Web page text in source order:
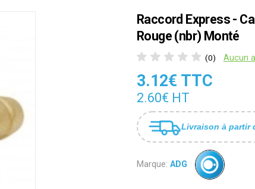
Raccord Express -
Rouge (nbr) Monté
(0) Aucun
3.12€ TTC
2.60€ HT
Livraison à partir
Marque: ADG